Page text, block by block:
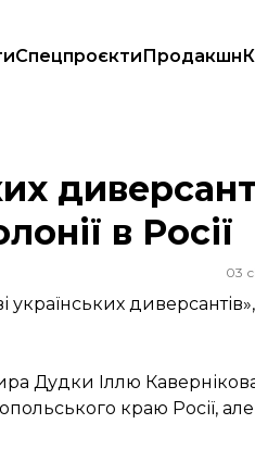
СпецпроєктиПродакшн
в Росії
03
Дудки Іллю
краю Росії, але